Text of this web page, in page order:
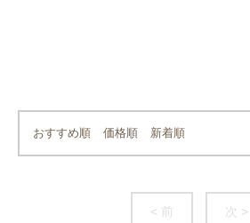
おすすめ順 価格順 新着順
< 前 次 >